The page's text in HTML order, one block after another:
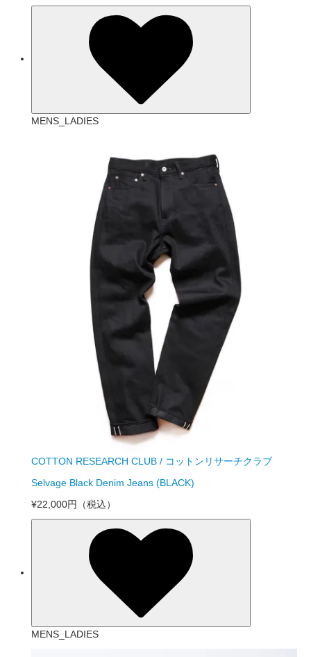
MENS_LADIES
COTTON RESEARCH CLUB / コットンリサーチクラブ
Selvage Black Denim Jeans (BLACK)
¥22,000円
（税込）
MENS_LADIES